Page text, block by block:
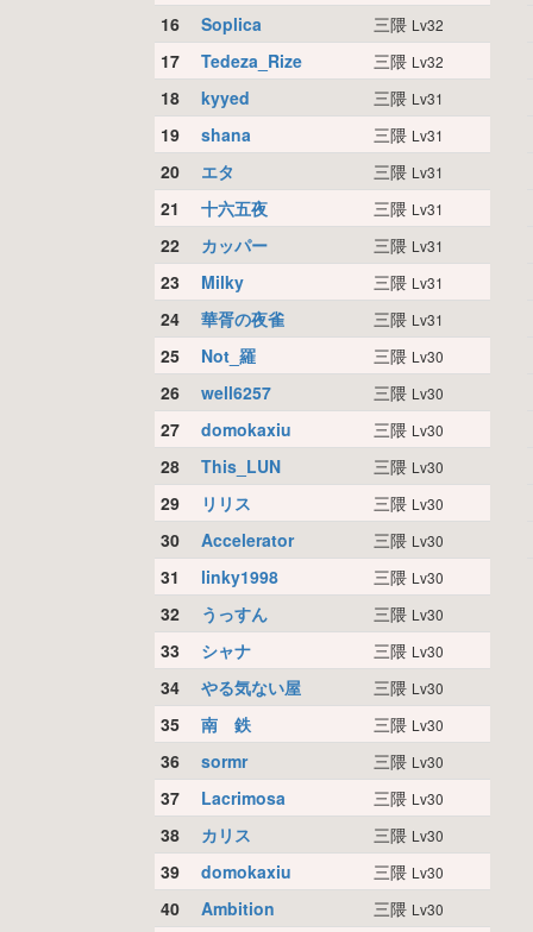
16 Soplica 三隈 Lv32
17 Tedeza_Rize 三隈 Lv32
18 kyyed 三隈 Lv31
19 shana 三隈 Lv31
20 エタ 三隈 Lv31
21 十六五夜 三隈 Lv31
22 カッパー 三隈 Lv31
23 Milky 三隈 Lv31
24 華胥の夜雀 三隈 Lv31
25 Not_羅 三隈 Lv30
26 well6257 三隈 Lv30
27 domokaxiu 三隈 Lv30
28 This_LUN 三隈 Lv30
29 リリス 三隈 Lv30
30 Accelerator 三隈 Lv30
31 linky1998 三隈 Lv30
32 うっすん 三隈 Lv30
33 シャナ 三隈 Lv30
34 やる気ない屋 三隈 Lv30
35 南 鉄 三隈 Lv30
36 sormr 三隈 Lv30
37 Lacrimosa 三隈 Lv30
38 カリス 三隈 Lv30
39 domokaxiu 三隈 Lv30
40 Ambition 三隈 Lv30